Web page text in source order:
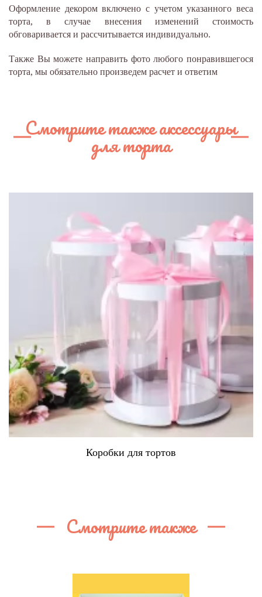
Оформление декором включено с учетом указанного веса
торта, в случае внесения изменений стоимость
обговаривается и рассчитывается индивидуально.
Также Вы можете направить фото любого понравившегося
торта, мы обязательно произведем расчет и ответим
Смотрите также аксессуары
для торта
Коробки для тортов
Смотрите также